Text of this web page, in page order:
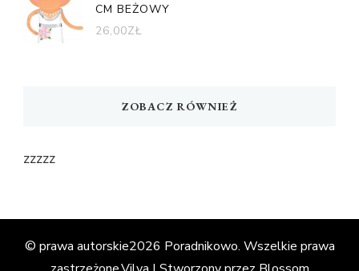
CM BEŻOWY
26,00ZŁ
ZOBACZ RÓWNIEŻ
zzzzz
© prawa autorskie2026 Poradnikowo. Wszelkie prawa